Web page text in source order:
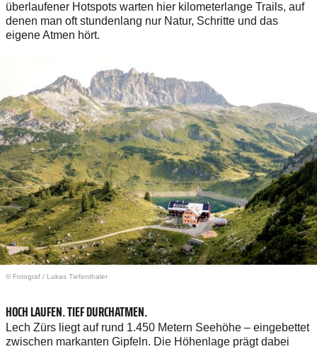
überlaufener Hotspots warten hier kilometerlange Trails, auf
denen man oft stundenlang nur Natur, Schritte und das
eigene Atmen hört.
© Fotograf / Lukas Tiefenthaler
HOCH LAUFEN. TIEF DURCHATMEN.
Lech Zürs liegt auf rund 1.450 Metern Seehöhe – eingebettet
zwischen markanten Gipfeln. Die Höhenlage prägt dabei